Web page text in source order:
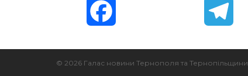
l
© 2026 Галас новини Тернополя та Тернопільщини